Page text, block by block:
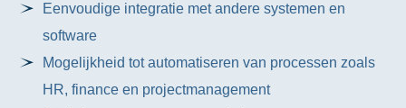
Eenvoudige integratie met andere systemen en
software
Mogelijkheid tot automatiseren van processen zoals
HR, finance en projectmanagement